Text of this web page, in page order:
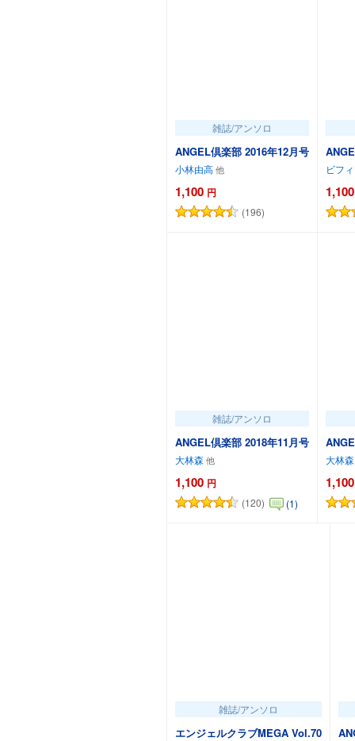
雑誌/アンソロ
ANGEL倶楽部 2016年12月号
小林由高
1,100 円
(196)
カートに追加
ビフ
1,100
雑誌/アンソロ
ANGEL倶楽部 2018年11月号
大林森
1,100 円
(120) (1)
カートに追加
大林森
1,100
雑誌/アンソロ
エンジェルクラブMEGA Vol.70